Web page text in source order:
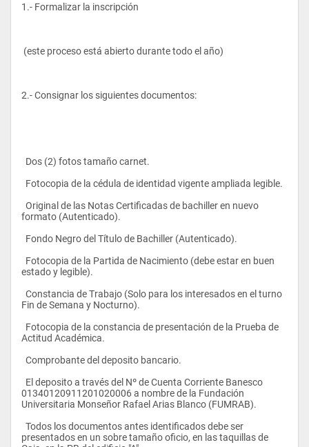
1.- Formalizar la inscripción
(este proceso está abierto durante todo el año)
2.- Consignar los siguientes documentos:
  Dos (2) fotos tamaño carnet.
  Fotocopia de la cédula de identidad vigente ampliada legible.
formato (Autenticado).
  Fondo Negro del Título de Bachiller (Autenticado).
estado y legible).
Fin de Semana y Nocturno).
Actitud Académica.
  Comprobante del deposito bancario.
01340120911201020006 a nombre de la Fundación
Universitaria Monseñor Rafael Arias Blanco (FUMRAB).
presentados en un sobre tamaño oficio, en las taquillas de